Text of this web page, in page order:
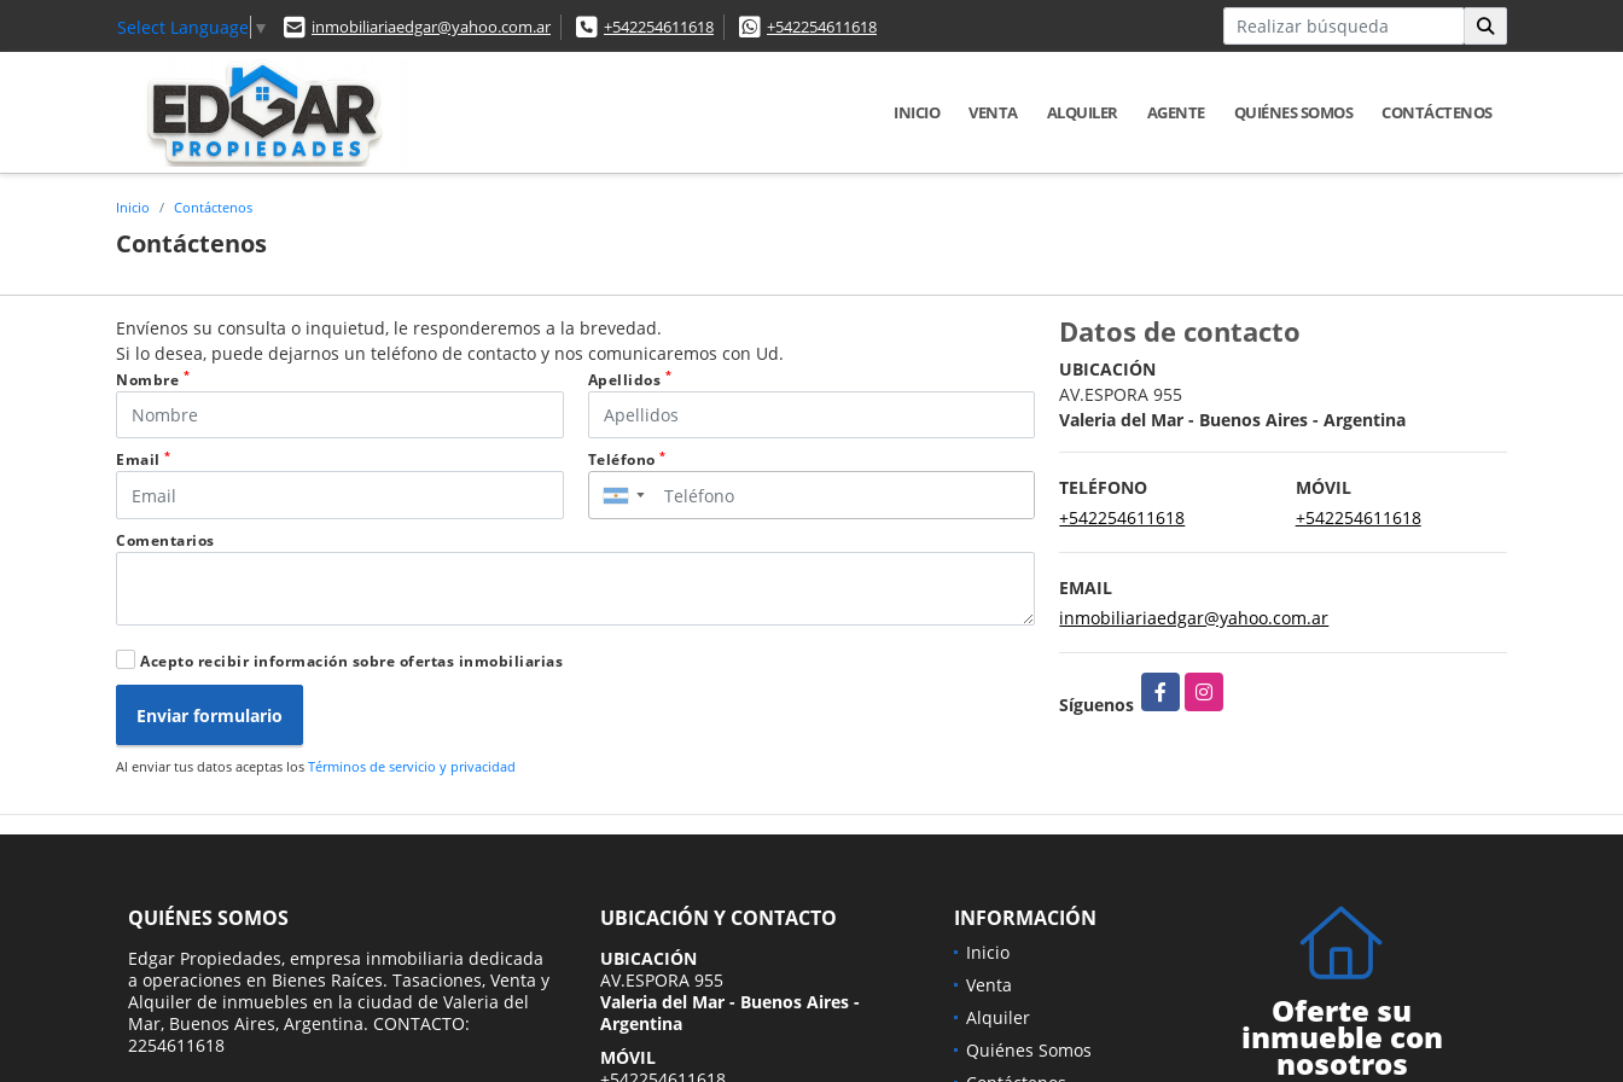
Select Language ▼ inmobiliariaedgar@yahoo.com.ar +542254611618 +542254611618
INICIO VENTA ALQUILER AGENTE QUIÉNES SOMOS CONTÁCTENOS
Inicio Contáctenos
Contáctenos
Envíenos su consulta o inquietud, le responderemos a la brevedad.
Si lo desea, puede dejarnos un teléfono de contacto y nos comunicaremos con Ud.
Nombre * Apellidos *
Email * Teléfono*
▼
Comentarios
Acepto recibir información sobre ofertas inmobiliarias
Enviar formulario
Al enviar tus datos aceptas los Términos de servicio y privacidad
Datos de contacto
UBICACIÓN
AV.ESPORA 955
Valeria del Mar - Buenos Aires - Argentina
TELÉFONO
+542254611618
MÓVIL
+542254611618
EMAIL
inmobiliariaedgar@yahoo.com.ar
Síguenos
FacebookInstagram
QUIÉNES SOMOS
Edgar Propiedades, empresa inmobiliaria dedicada
a operaciones en Bienes Raíces. Tasaciones, Venta y
Alquiler de inmuebles en la ciudad de Valeria del
Mar, Buenos Aires, Argentina. CONTACTO:
2254611618
UBICACIÓN Y CONTACTO
UBICACIÓN
AV.ESPORA 955
Valeria del Mar - Buenos Aires -
Argentina
MÓVIL
INFORMACIÓN
Inicio
Venta
Alquiler
Quiénes Somos
Oferte su
inmueble con
nosotros